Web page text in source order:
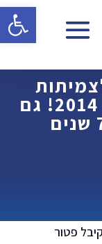
ממס הכנסה החל משנת 2014! גם
פטור עתידי וגם למשך 7 שנים
פטור